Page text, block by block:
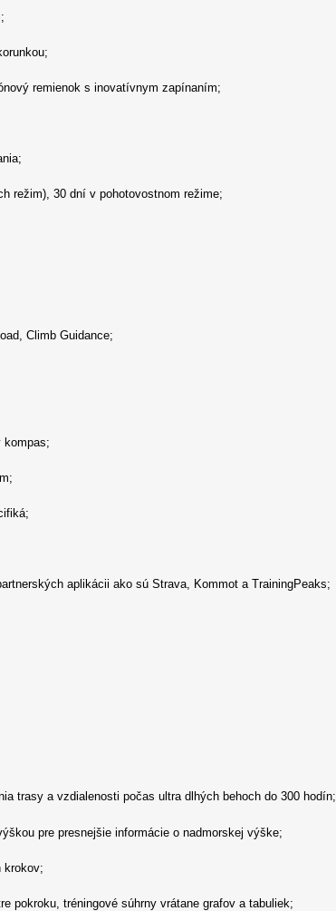
remienok s inovatívnym zapínaním;
režim), 30 dní v pohotovostnom režime;
Climb Guidance;
kompas;
aplikácii ako sú Strava, Kommot a TrainingPeaks;
trasy a vzdialenosti počas ultra dlhých behoch do 300 hodín;
pre presnejšie informácie o nadmorskej výške;
krokov;
pokroku, tréningové súhrny vrátane grafov a tabuliek;